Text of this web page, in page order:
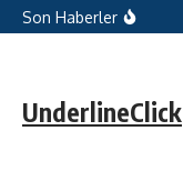
İçeriğe atla
Son Haberler
UnderlineClick